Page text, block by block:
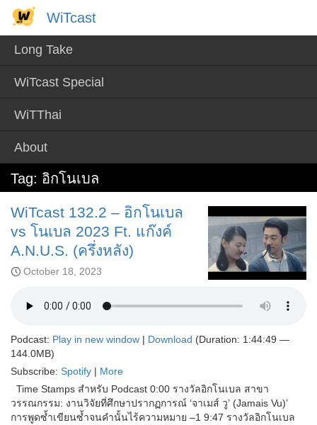
Skip
content
WiTcast
Long Take
WiTcast Special
WiTThai
About
WiTcast
Tag: อิกโนเบล
WiTcast 132.2 – อิกโนเบล
vs โนเบล 2023 Ft. แก๊งค์
A.N.U.S. (ครึ่งหลัง)
October 18, 2023
Podcast: Play in new window | Download (Duration: 1:44:49 —
144.0MB)
Subscribe: Spotify | More
Time Stamps สำหรับ Podcast 0:00 รางวัลอิกโนเบล สาขา
วรรณกรรม: งานวิจัยที่ศึกษาปรากฏการณ์ ‘จาเมส์ วู’ (Jamais Vu)’
การพูดซ้ำเขียนซ้ำจนคำนั้นไร้ความหมาย –1 9:47 รางวัลอิกโนเบล